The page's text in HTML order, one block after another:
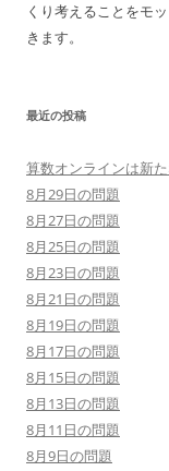
くり考えることをモ
きます。
最近の投稿
算数オンラインは新
8月29日の問題
8月27日の問題
8月25日の問題
8月23日の問題
8月21日の問題
8月19日の問題
8月17日の問題
8月15日の問題
8月13日の問題
8月11日の問題
8月9日の問題